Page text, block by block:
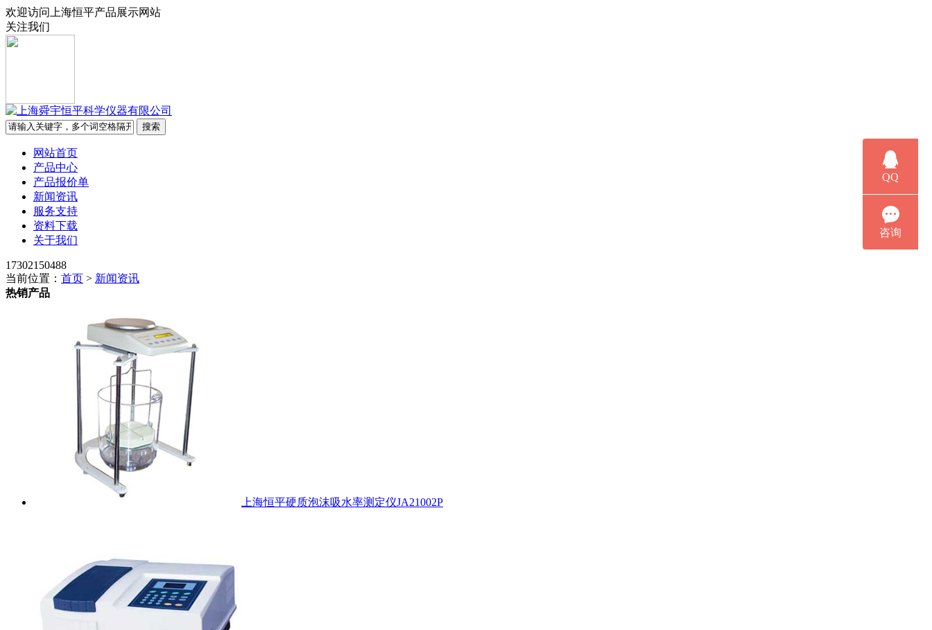
欢迎访问上海恒平产品展示网站
关注我们
网站首页
产品中心
产品报价单
新闻资讯
服务支持
资料下载
关于我们
17302150488
当前位置： 首页 > 新闻资讯
热销产品
上海恒平硬质泡沫吸水率测定仪JA21002P